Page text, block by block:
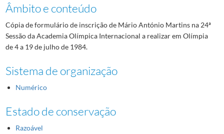
Âmbito e conteúdo
Cópia de formulário de inscrição de Mário António Martins na 24ª
Sessão da Academia Olímpica Internacional a realizar em Olímpia
de 4 a 19 de julho de 1984.
Sistema de organização
Numérico
Estado de conservação
Razoável